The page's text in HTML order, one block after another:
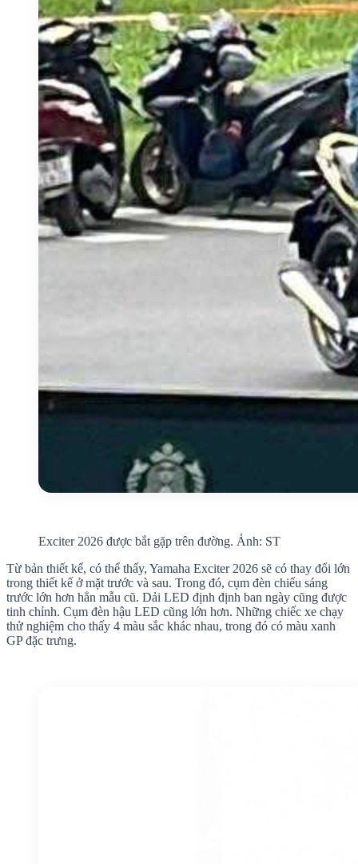
Exciter 2026 được bắt gặp trên đường. Ảnh: ST
Từ bản thiết kế, có thể thấy, Yamaha Exciter 2026 sẽ có thay đổi lớn
trong thiết kế ở mặt trước và sau. Trong đó, cụm đèn chiếu sáng
trước lớn hơn hẳn mẫu cũ. Dải LED định định ban ngày cũng được
tinh chỉnh. Cụm đèn hậu LED cũng lớn hơn. Những chiếc xe chạy
thử nghiệm cho thấy 4 màu sắc khác nhau, trong đó có màu xanh
GP đặc trưng.